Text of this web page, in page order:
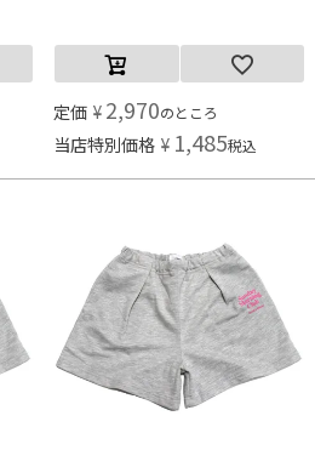
定価 ¥ 2,970のところ
当店特別価格 ¥ 1,485税込